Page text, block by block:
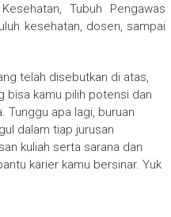
Tubuh Pengawas
kesehatan, dosen, sampai
telah disebutkan di atas,
bisa kamu pilih potensi dan
Tunggu apa lagi, buruan
dalam tiap jurusan
kuliah serta sarana dan
karier kamu bersinar. Yuk